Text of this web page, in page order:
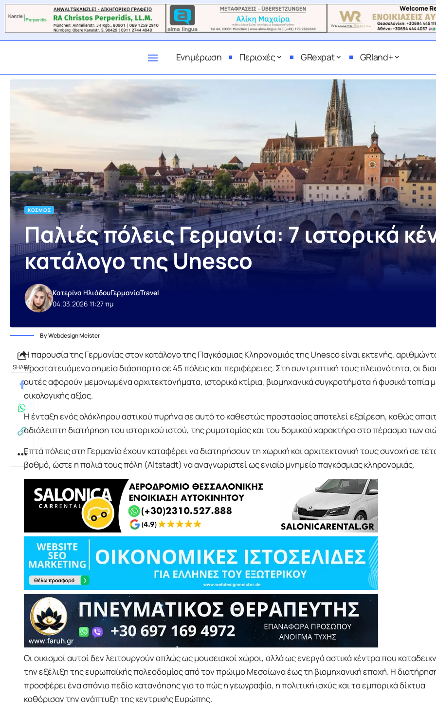
Ενημέρωση Περιοχές GRexpat GRland+
ΚΌΣΜΟΣ
Παλιές πόλεις Γερμανία: 7 ιστορικά
κατάλογο της Unesco
04.03.2026 11:27 πμ
Κατερίνα ΗλιάδουΓερμανίαTravel
By Webdesign Meister
SHARE
Η παρουσία της Γερμανίας στον κατάλογο της Παγκόσμιας Κληρονομιάς της Unesco είναι εκτενής,
προστατευόμενα σημεία διάσπαρτα σε 45 πόλεις και περιφέρειες. Στη συντριπτική τους πλειονότητα, οι
αυτές αφορούν μεμονωμένα αρχιτεκτονήματα, ιστορικά κτίρια, βιομηχανικά συγκροτήματα ή φυσικά τοπία
οικολογικής αξίας.
Η ένταξη ενός ολόκληρου αστικού πυρήνα σε αυτό το καθεστώς προστασίας αποτελεί εξαίρεση, καθώς
αδιάλειπτη διατήρηση του ιστορικού ιστού, της ρυμοτομίας και του δομικού χαρακτήρα στο πέρασμα των
Επτά πόλεις στη Γερμανία έχουν καταφέρει να διατηρήσουν τη χωρική και αρχιτεκτονική τους συνοχή σε
βαθμό, ώστε η παλιά τους πόλη (Altstadt) να αναγνωριστεί ως ενιαίο μνημείο παγκόσμιας κληρονομιάς.
Οι οικισμοί αυτοί δεν λειτουργούν απλώς ως μουσειακοί χώροι, αλλά ως ενεργά αστικά κέντρα που
την εξέλιξη της ευρωπαϊκής πολεοδομίας από τον πρώιμο Μεσαίωνα έως τη βιομηχανική εποχή. Η
προσφέρει ένα σπάνιο πεδίο κατανόησης για το πώς η γεωγραφία, η πολιτική ισχύς και τα εμπορικά δίκτυα
καθόρισαν την ανάπτυξη της κεντρικής Ευρώπης.